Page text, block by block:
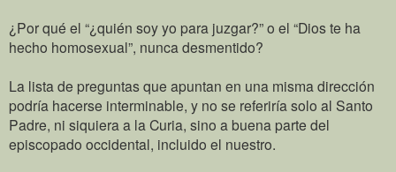
¿Por qué el “¿quién soy yo para juzgar?” o el “Dios te ha
hecho homosexual”, nunca desmentido?
La lista de preguntas que apuntan en una misma dirección
podría hacerse interminable, y no se referiría solo al Santo
Padre, ni siquiera a la Curia, sino a buena parte del
episcopado occidental, incluido el nuestro.